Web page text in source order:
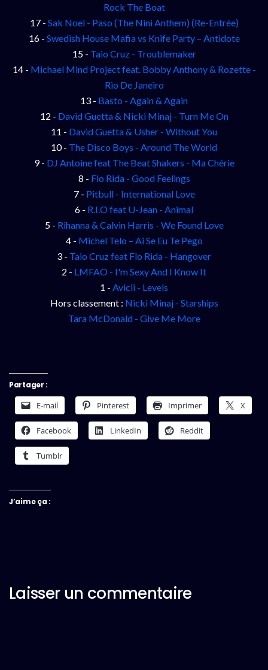
Rock The Boat
17 - Sak Noel - Paso (The Nini Anthem) (Re-Entrée)
16 - Swedish House Mafia vs Knife Party – Antidote
15 - Taio Cruz - Troublemaker
14 - Michael Mind Project feat. Bobby Anthony & Rozette -
Rio De Janeiro
13 - Basto - Again & Again
12 - David Guetta & Nicki Minaj - Turn Me On
11 - David Guetta & Usher - Without You
10 - The Disco Boys - Around The World
9 - DJ Antoine feat The Beat Shakers - Ma Chérie
8 - Flo Rida - Good Feelings
7 - Pitbull - International Love
6 - R.I.O feat U-Jean - Animal
5 - Rihanna & Calvin Harris - We Found Love
4 - Michel Telo – Ai Se Eu Te Pego
3 - Taio Cruz feat Flo Rida - Hangover
2 - LMFAO - I'm Sexy And I Know It
1 - Avicii - Levels
Hors classement : Nicki Minaj - Starships
Tara McDonald - Give Me More
Partager :
E-mail Pinterest Imprimer X
Facebook LinkedIn Reddit
Tumblr
J’aime ça :
Laisser un commentaire